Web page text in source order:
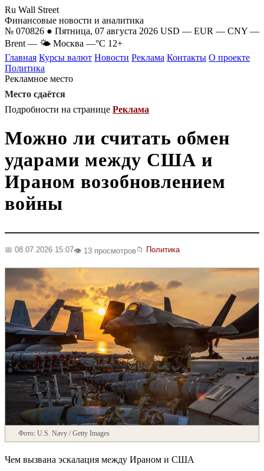
Ru Wall Street
Финансовые новости и аналитика
№ 070826 ● Пятница, 07 августа 2026 USD — EUR — CNY —
Brent — 🌤 Москва —°C 12+
Главная Курсы валют Новости Реклама Контакты О проекте
Политика
Рекламное место
Место сдаётся
Подробности на странице Реклама
Можно ли считать обмен
ударами между США и
Ираном возобновлением
войны
📅 08.07.2026 15:07👁️ 13 просмотров📁 Политика
Фото: U.S. Navy / Getty Images
Чем вызвана эскалация между Ираном и США